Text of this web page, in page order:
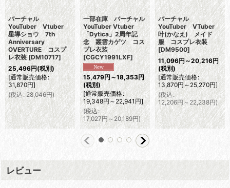
バーチャル
YouTuber Vtuber
星導ショウ 7th
Anniversary
OVERTURE コスプ
レ衣装 [DM10717]
25,496円(税別)
[通常販売価格:
31,870円]
(税込: 28,046円)
一部在庫 バーチャル
YouTuber Vtuber
「Dytica」2周年記
念 叢雲カゲツ コス
プレ衣装
[CGCY1991LXF]
15,479円～18,353円
(税別)
[通常販売価格:
19,348円～22,941円]
(税込:
17,027円～20,189円)
バーチャル
YouTuber VTuber
叶(かなえ) メイド
服 コスプレ衣装
[DM9500]
11,096円～20,216円
(税別)
[通常販売価格:
13,870円～25,270円]
(税込:
12,206円 ～22,238円)
レビュー